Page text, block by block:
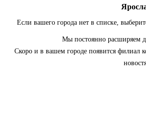
Если вашего города нет в списке,
Мы постоянно расширяем
Скоро и в вашем городе появится филиал